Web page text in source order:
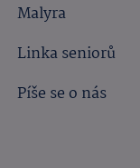
Malyra
Linka seniorů
Píše se o nás